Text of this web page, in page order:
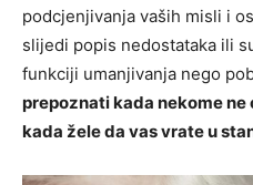
podcjenjivanja vaših misli i
slijedi popis nedostataka ili
funkciji umanjivanja nego
prepoznati kada nekome ne
kada žele da vas vrate u